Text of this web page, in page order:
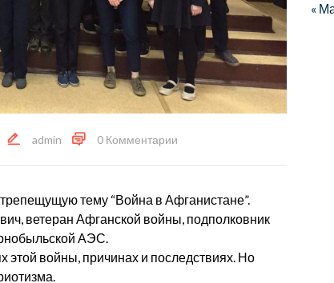
admin 0 Комментарии
тему “Война в Афганистане”.
ветеран Афганской войны, подполковник
АЭС.
этой войны, причинах и последствиях. Но
«